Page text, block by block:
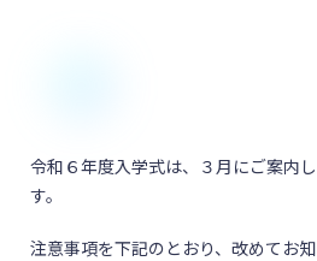
令和６年度入学式は、３月にご案内
す。
注意事項を下記のとおり、改めてお知